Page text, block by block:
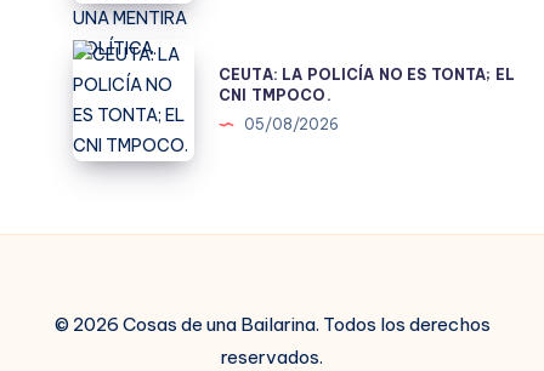
CONSTRUIR
UNA
MENTIRA
POLÍTICA.
CEUTA:
LA
POLICÍA
NO
ES
EL
CEUTA: LA POLICÍA NO ES TONTA; EL
CNI TMPOCO.
05/08/2026
© 2026 Cosas de una Bailarina. Todos los derechos
reservados.